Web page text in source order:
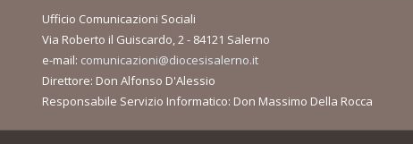
Ufficio Comunicazioni Sociali
Via Roberto il Guiscardo, 2 - 84121 Salerno
e-mail: comunicazioni@diocesisalerno.it
Direttore: Don Alfonso D'Alessio
Responsabile Servizio Informatico: Don Massimo Della Rocca